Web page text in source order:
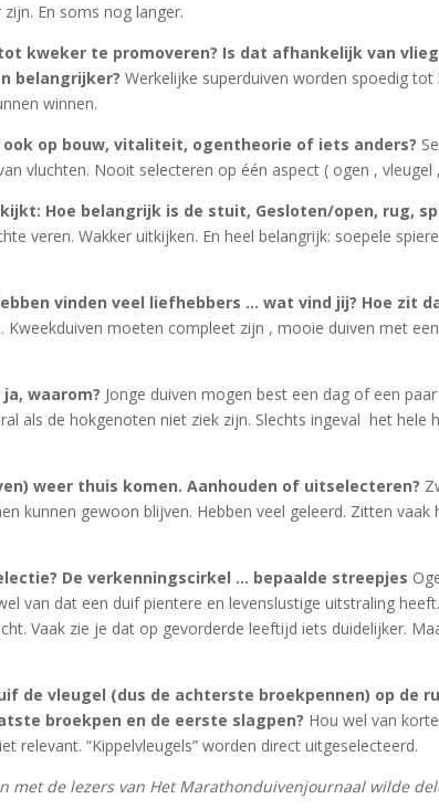
En soms nog langer.
kweker te promoveren? Is dat afhankelijk van
belangrijker?Werkelijke superduiven worden spoedig tot
winnen.
op bouw, vitaliteit, ogentheorie of iets anders?
vluchten. Nooit selecteren op één aspect ( ogen , vleugel
Hoe belangrijk is de stuit, Gesloten/open, rug,
veren. Wakker uitkijken. En heel belangrijk: soepele
vinden veel liefhebbers … wat vind jij? Hoe zit
Kweekduiven moeten compleet zijn , mooie duiven met
waarom? Jonge duiven mogen best een dag of een
als de hokgenoten niet ziek zijn. Slechts ingeval het hele
weer thuis komen. Aanhouden of uitselecteren?
kunnen gewoon blijven. Hebben veel geleerd. Zitten vaak
De verkenningscirkel … bepaalde streepjes
van dat een duif pientere en levenslustige uitstraling
Vaak zie je dat op gevorderde leeftijd iets duidelijker.
de vleugel (dus de achterste broekpennen) op de
broekpen en de eerste slagpen? Hou wel van
relevant. “Kippelvleugels” worden direct uitgeselecteerd.
met de lezers van Het Marathonduivenjournaal wilde